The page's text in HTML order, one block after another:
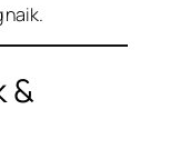
&